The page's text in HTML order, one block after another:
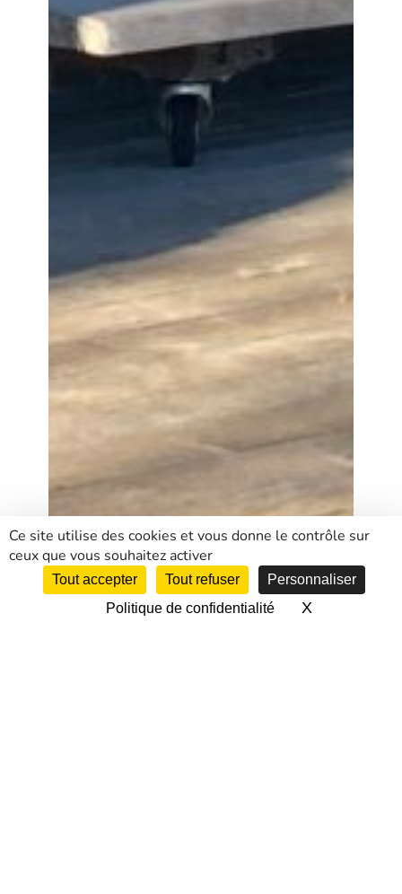
Ce site utilise des cookies et vous donne le contrôle sur
ceux que vous souhaitez activer
Tout accepter Tout refuser
Personnaliser
Politique de confidentialité
XMasquer le